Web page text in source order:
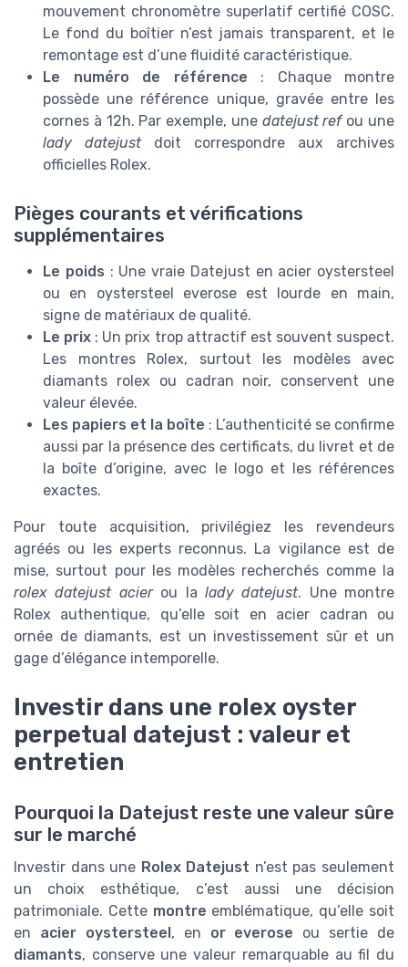
mouvement chronomètre superlatif certifié COSC.
Le fond du boîtier n’est jamais transparent, et le
remontage est d’une fluidité caractéristique.
Le numéro de référence : Chaque montre
possède une référence unique, gravée entre les
cornes à 12h. Par exemple, une datejust refou une
lady datejustdoit correspondre aux archives
officielles Rolex.
Pièges courants et vérifications
supplémentaires
Le poids : Une vraie Datejust en acier oystersteel
ou en oystersteel everose est lourde en main,
signe de matériaux de qualité.
Le prix : Un prix trop attractif est souvent suspect.
Les montres Rolex, surtout les modèles avec
diamants rolex ou cadran noir, conservent une
valeur élevée.
Les papiers et la boîte : L’authenticité se confirme
aussi par la présence des certificats, du livret et de
la boîte d’origine, avec le logo et les références
exactes.
Pour toute acquisition, privilégiez les revendeurs
agréés ou les experts reconnus. La vigilance est de
mise, surtout pour les modèles recherchés comme la
rolex datejust acierou la lady datejust. Une montre
Rolex authentique, qu’elle soit en acier cadran ou
ornée de diamants, est un investissement sûr et un
gage d’élégance intemporelle.
Investir dans une rolex oyster
perpetual datejust : valeur et
entretien
Pourquoi la Datejust reste une valeur sûre
sur le marché
Investir dans une Rolex Datejust n’est pas seulement
un choix esthétique, c’est aussi une décision
patrimoniale. Cette montre emblématique, qu’elle soit
en acier oystersteel , en or everose ou sertie de
diamants, conserve une valeur remarquable au fil du